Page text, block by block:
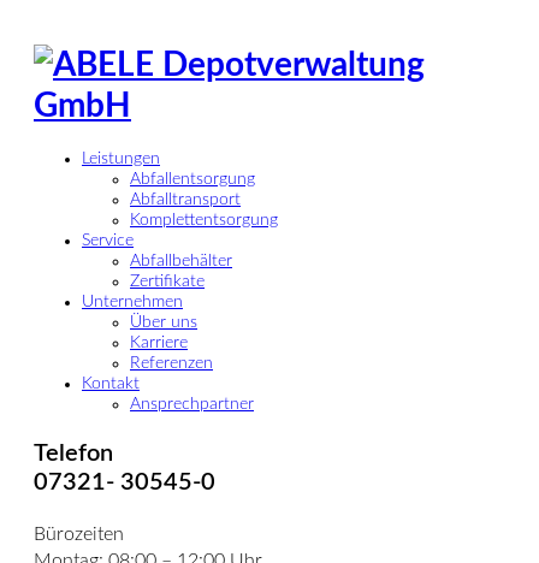
Leistungen
Abfallentsorgung
Abfalltransport
Komplettentsorgung
Service
Abfallbehälter
Zertifikate
Unternehmen
Über uns
Karriere
Referenzen
Kontakt
Ansprechpartner
Telefon
07321- 30545-0
Bürozeiten